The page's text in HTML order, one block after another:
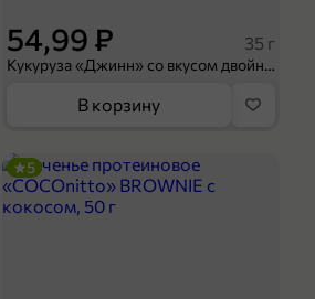
54,99 ₽ 35 г
Кукуруза «Джинн» со вкусом двойного сыра и чили, 35 г
В корзину
5